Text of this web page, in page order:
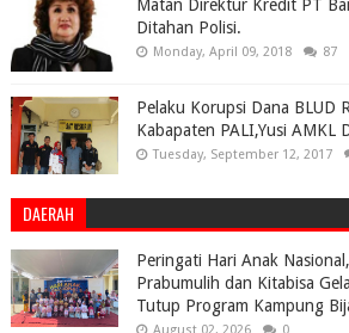
Matan Direktur Kredit PT
Ditahan Polisi.
Monday, April 09, 2018 87
Pelaku Korupsi Dana BLUD
Kabapaten PALI,Yusi AMKL
Tuesday, September 12, 2017
DAERAH
Peringati Hari Anak
Prabumulih dan Kitabisa
Tutup Program Kampung